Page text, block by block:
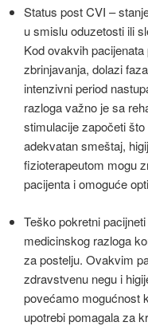
Status post CVI –
u smislu oduzetosti ili
Kod ovakvih
zbrinjavanja, dolazi
intenzivni period
razloga važno je sa
stimulacije započeti
adekvatan smeštaj,
fizioterapeutom mogu
pacijenta i omoguće
Teško pokretni
medicinskog razloga
za postelju. Ovakvim
zdravstvenu negu i
povećamo mogućnost
upotrebi pomagala za